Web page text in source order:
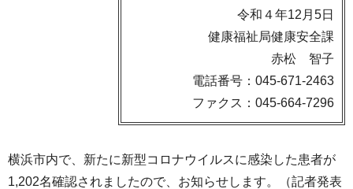
令和４年12月5日
健康福祉局健康安全課
赤松 智子
電話番号：045-671-2463
ファクス：045-664-7296
横浜市内で、新たに新型コロナウイルスに感染した患者が
1,202名確認されましたので、お知らせします。（記者発表